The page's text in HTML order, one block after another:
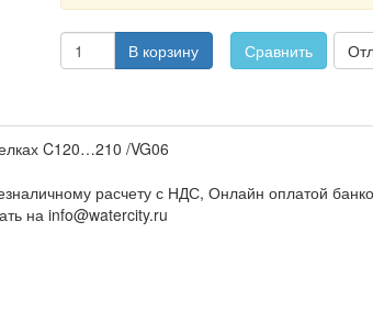
В корзину Сравнить
C120…210 /VG06
расчету с НДС, Онлайн оплатой
на info@watercity.ru